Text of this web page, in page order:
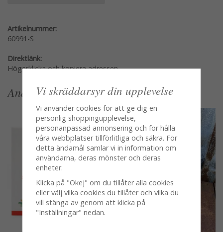
Artikelnummer:
60991-S
Direktlänk:
Högerklicka och kopiera adressen
Andra köpte även
Vi skräddarsyr din upplevelse
Vi använder cookies för att ge dig en
personlig shoppingupplevelse,
personanpassad annonsering och för hålla
våra webbplatser tillförlitliga och säkra. För
detta ändamål samlar vi in information om
användarna, deras mönster och deras
enheter.
Klicka på "Okej" om du tillåter alla cookies
eller välj vilka cookies du tillåter och vilka du
vill stänga av genom att klicka på
"Inställningar" nedan.